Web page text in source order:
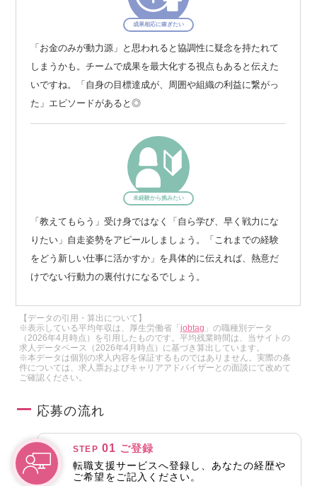
成果相応に稼ぎたい
「お金のみが動力源」と思われると協調性に疑念を持たれて
しまうかも。チームで成果を最大化する視点もあると伝えた
いですね。「自身の目標達成が、周囲や組織の利益に繋がっ
た」エピソードがあると◎
未経験から挑みたい
「教えてもらう」受け身ではなく「自ら学び、早く戦力にな
りたい」自走姿勢をアピールしましょう。「これまでの経験
をどう新しい仕事に活かすか」を具体的に伝えれば、熱意だ
けでない行動力の裏付けになるでしょう。
【データの引用・算出について】
※表示している平均年収は、厚生労働省「jobtag 」の職種別データ
（2026年4月時点）を引用したものです。平均残業時間は、当サイトの
求人データベース（2026年4月時点）に基づき算出しています。
※本データは個別の求人内容を保証するものではありません。実際の条
件については、求人票およびキャリアアドバイザーとの面談にて改めて
ご確認ください。
応募の流れ
STEP 01 ご登録
転職支援サービスへ登録し、あなたの経歴や
ご希望をご記入ください。